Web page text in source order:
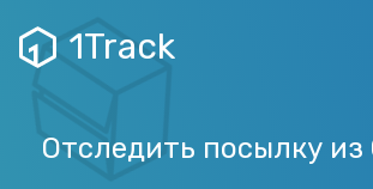
1Track
Отследить посылку